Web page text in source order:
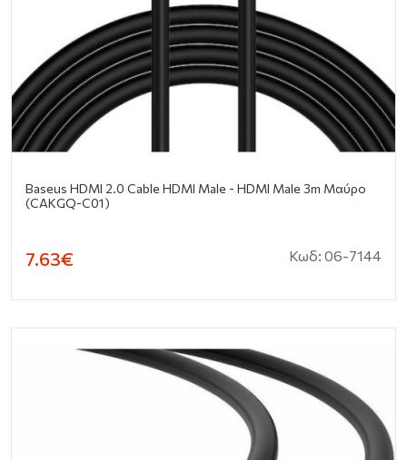
Baseus HDMI 2.0 Cable HDMI Male - HDMI Male 3m Μαύρο
(CAKGQ-C01)
7.63€ Κωδ: 06-7144